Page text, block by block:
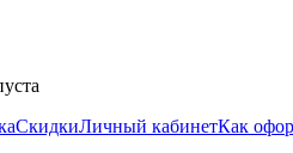
СкидкиЛичный кабинетКак